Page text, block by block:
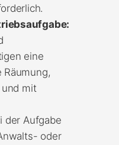
eine
mit
der Aufgabe
oder